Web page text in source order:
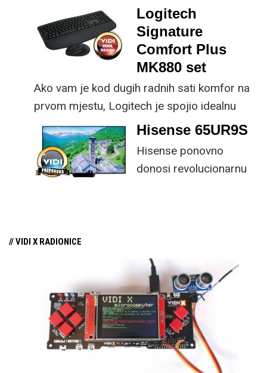
dio koncepta ovog proizvoda, jer koristi
energiju prirodnog ili umjetnog svjetla za
rad.
Logitech
Signature
Comfort Plus
MK880 set
Ako vam je kod dugih radnih sati komfor na
prvom mjestu, Logitech je spojio idealnu
kombinaciju tipkovnice i miša s naprednim
funkcijama.
Hisense 65UR9S
Hisense ponovno
donosi revolucionarnu
// VIDI X RADIONICE